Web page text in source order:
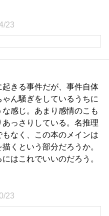
23
きる事件だが、事件自体
ん騒ぎをしているうちに
感じ。あまり感情のこも
っさりしている。名推理
なく、この本のメインは
くという部分だろうか。
はこれでいいのだろう。
23